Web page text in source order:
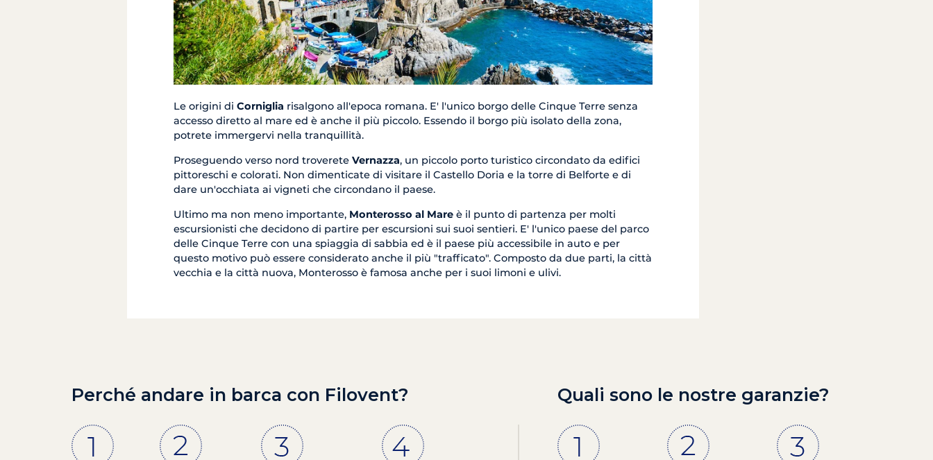
Le origini di Corniglia risalgono all'epoca romana. E' l'unico borgo delle Cinque Terre senza
accesso diretto al mare ed è anche il più piccolo. Essendo il borgo più isolato della zona,
potrete immergervi nella tranquillità.
Proseguendo verso nord troverete Vernazza, un piccolo porto turistico circondato da edifici
pittoreschi e colorati. Non dimenticate di visitare il Castello Doria e la torre di Belforte e di
dare un'occhiata ai vigneti che circondano il paese.
Ultimo ma non meno importante, Monterosso al Mare è il punto di partenza per molti
escursionisti che decidono di partire per escursioni sui suoi sentieri. E' l'unico paese del parco
delle Cinque Terre con una spiaggia di sabbia ed è il paese più accessibile in auto e per
questo motivo può essere considerato anche il più "trafficato". Composto da due parti, la città
vecchia e la città nuova, Monterosso è famosa anche per i suoi limoni e ulivi.
Perché andare in barca con Filovent? Quali sono le nostre garanzie?